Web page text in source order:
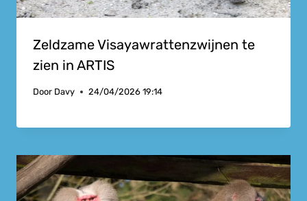
Zeldzame Visayawrattenzwijnen te
zien in ARTIS
Door Davy 24/04/2026 19:14